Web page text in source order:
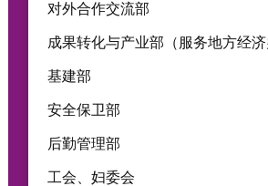
对外合作交流部
成果转化与产业部（服务地方经济
基建部
安全保卫部
后勤管理部
工会、妇委会